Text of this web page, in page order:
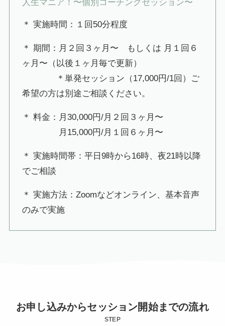
人生マニア！〜個別コーチングセッション〜
＊ 実施時間：１回50分程度
＊ 期間：月２回３ヶ月〜 もしくは 月１回６
ヶ月〜（以後１ヶ月毎で更新）
＊単発セッション（17,000円/1回）ご
希望の方は別途ご相談ください。
＊ 料金：月30,000円/月２回３ヶ月〜
月15,000円/月１回６ヶ月〜
＊ 実施時間帯：平日9時から16時、夜21時以降
でご相談
＊ 実施方法：Zoomなどオンライン、基本音声
のみで実施
お申し込みからセッション開始までの流れ
STEP